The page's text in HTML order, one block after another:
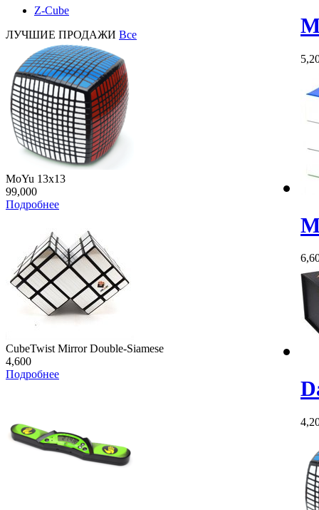
Z-Cube
ЛУЧШИЕ ПРОДАЖИ Все
MoYu 13x13
99,000
Подробнее
CubeTwist Mirror Double-Siamese
4,600
Подробнее